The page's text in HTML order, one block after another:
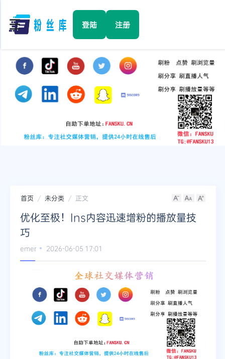
☰ 登陆 注册
Facebook
TikTok
YouTube
Twitter
首页 未分类 正文
优化至极！Ins内容迅速增粉的播放量技
巧
emer 2026-06-05 17:01